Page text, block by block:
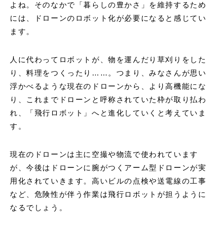
よね。そのなかで「暮らしの豊かさ」を維持するため
には、ドローンのロボット化が必要になると感じてい
ます。
人に代わってロボットが、物を運んだり草刈りをした
り、料理をつくったり……。つまり、みなさんが思い
浮かべるような現在のドローンから、より高機能にな
り、これまでドローンと呼称されていた枠が取り払わ
れ、「飛行ロボット」へと進化していくと考えていま
す。
現在のドローンは主に空撮や物流で使われています
が、今後はドローンに腕がつくアーム型ドローンが実
用化されていきます。高いビルの点検や送電線の工事
など、危険性が伴う作業は飛行ロボットが担うように
なるでしょう。